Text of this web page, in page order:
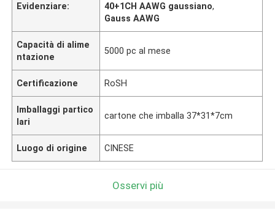
Evidenziare:
40+1CH AAWG gaussiano,
Gauss AAWG
Capacità di alime
ntazione
5000 pc al mese
Certificazione RoSH
Imballaggi partico
lari
cartone che imballa 37*31*7cm
Luogo di origine CINESE
Osservi più